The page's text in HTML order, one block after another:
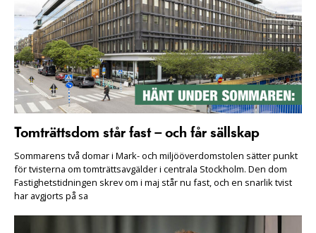
Tomträttsdom står fast – och får sällskap
Sommarens två domar i Mark- och miljööverdomstolen sätter punkt
för tvisterna om tomträttsavgälder i centrala Stockholm. Den dom
Fastighetstidningen skrev om i maj står nu fast, och en snarlik tvist
har avgjorts på sa